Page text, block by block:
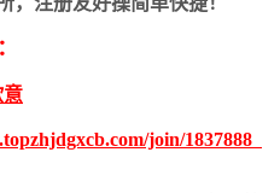
join/1837888